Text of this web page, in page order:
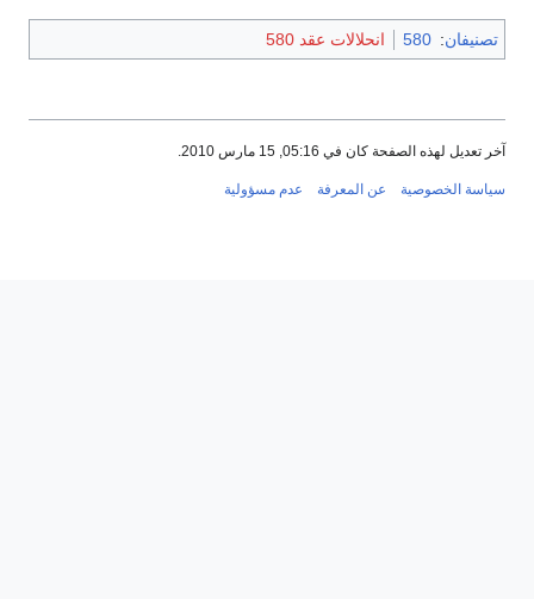
تصنيفان:
580 انحلالات عقد 580
آخر تعديل لهذه الصفحة كان في 05:16, 15 مارس 2010.
سياسة الخصوصية عن المعرفة عدم مسؤولية